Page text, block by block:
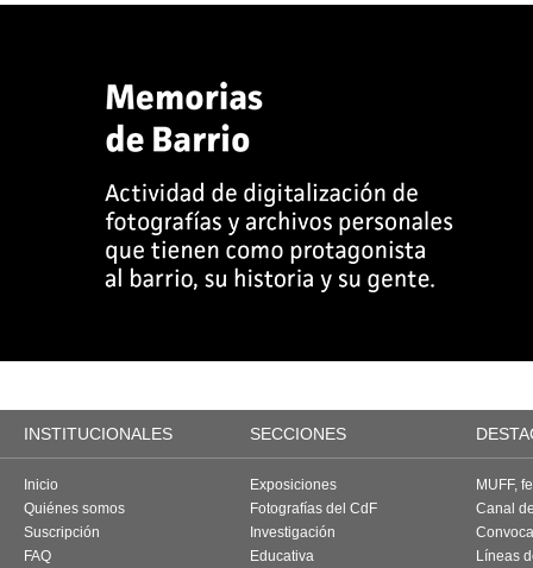
INSTITUCIONALES SECCIONES
Inicio
Quiénes somos
Suscripción
FAQ
Exposiciones
Fotografías del CdF
Investigación
Educativa
MUFF,
Canal
Líneas